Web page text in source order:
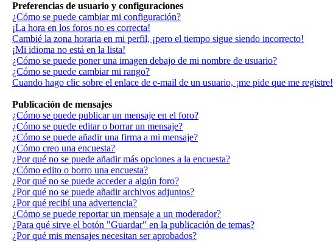
Preferencias de usuario y configuraciones
¿Cómo se puede cambiar mi configuración?
¡La hora en los foros no es correcta!
Cambié la zona horaria en mi perfil, ¡pero el tiempo sigue siendo incorrecto!
¡Mi idioma no está en la lista!
¿Cómo se puede poner una imagen debajo de mi nombre de usuario?
¿Cómo se puede cambiar mi rango?
Cuando hago clic sobre el enlace de e-mail de un usuario, ¡me pide que me registre!
Publicación de mensajes
¿Cómo se puede publicar un mensaje en el foro?
¿Cómo se puede editar o borrar un mensaje?
¿Cómo se puede añadir una firma a mi mensaje?
¿Cómo creo una encuesta?
¿Por qué no se puede añadir más opciones a la encuesta?
¿Cómo edito o borro una encuesta?
¿Por qué no se puede acceder a algún foro?
¿Por qué no se puede añadir archivos adjuntos?
¿Por qué recibí una advertencia?
¿Cómo se puede reportar un mensaje a un moderador?
¿Para qué sirve el botón "Guardar" en la publicación de temas?
¿Por qué mis mensajes necesitan ser aprobados?